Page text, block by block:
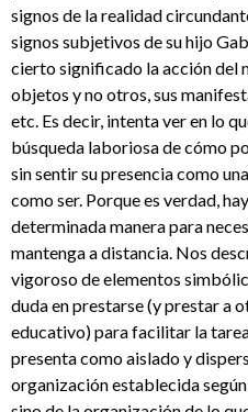
signos de la realidad
signos subjetivos de su hijo
cierto significado la acción del
objetos y no otros, sus
etc. Es decir, intenta ver en lo
búsqueda laboriosa de cómo
sin sentir su presencia como
como ser. Porque es verdad,
determinada manera para
mantenga a distancia. Nos
vigoroso de elementos
duda en prestarse (y prestar a
educativo) para facilitar la
presenta como aislado y
organización establecida